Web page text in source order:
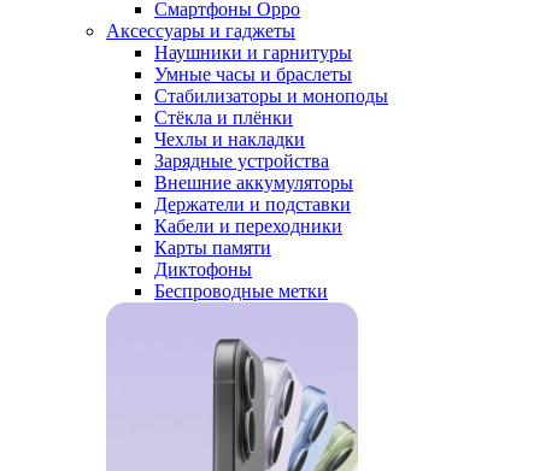
Смартфоны Oppo
Аксессуары и гаджеты
Наушники и гарнитуры
Умные часы и браслеты
Стабилизаторы и моноподы
Стёкла и плёнки
Чехлы и накладки
Зарядные устройства
Внешние аккумуляторы
Держатели и подставки
Кабели и переходники
Карты памяти
Диктофоны
Беспроводные метки